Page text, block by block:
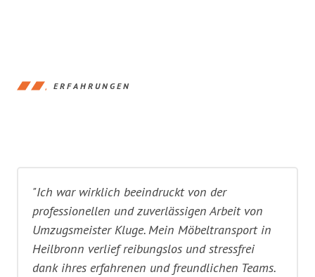
ERFAHRUNGEN
"Ich war wirklich beeindruckt von der
professionellen und zuverlässigen Arbeit von
Umzugsmeister Kluge. Mein Möbeltransport in
Heilbronn verlief reibungslos und stressfrei
dank ihres erfahrenen und freundlichen Teams.